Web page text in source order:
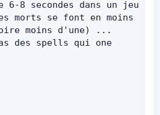
morts se font en moins
moins d'une) ...
des spells qui one